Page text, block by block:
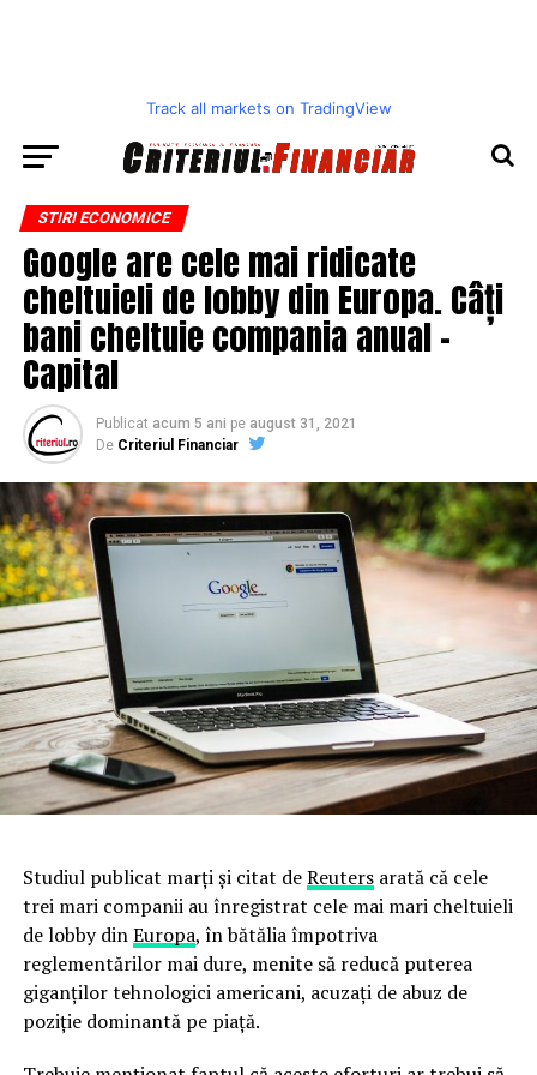
Track all markets on TradingView
STIRI ECONOMICE
Google are cele mai ridicate
cheltuieli de lobby din Europa. Câți
bani cheltuie compania anual –
Capital
Publicat acum 5 ani pe august 31, 2021
De Criteriul Financiar
Studiul publicat marți și citat deReutersarată că cele
trei mari companii au înregistrat cele mai mari cheltuieli
de lobby dinEuropa, în bătălia împotriva
reglementărilor mai dure, menite să reducă puterea
giganţilor tehnologici americani, acuzaţi de abuz de
poziţie dominantă pe piaţă.